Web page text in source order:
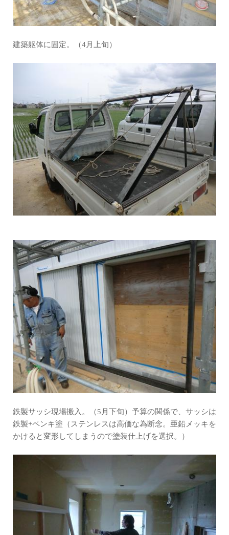
建築躯体に固定。（4月上旬）
鉄製サッシ現場搬入。（5月下旬）予算の関係で、サッシは
鉄製+ペンキ塗（ステンレスは高価な為断念。亜鉛メッキを
かけると変形してしまうので塗装仕上げを選択。）